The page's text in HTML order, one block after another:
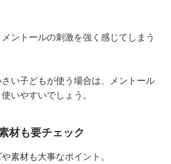
ントールの刺激を強く感じてしまう
い子どもが使う場合は、メントール
いやすいでしょう。
材も要チェック
素材も大事なポイント。